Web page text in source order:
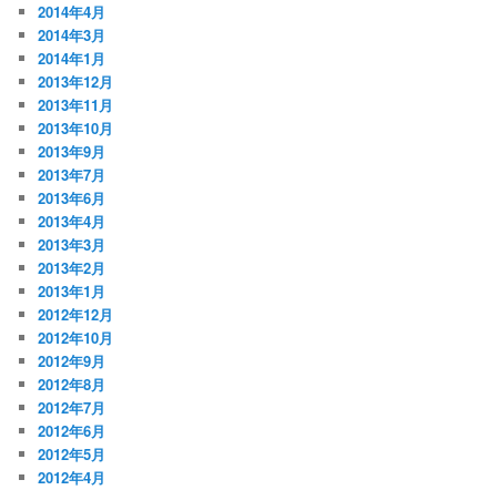
2014年4月
2014年3月
2014年1月
2013年12月
2013年11月
2013年10月
2013年9月
2013年7月
2013年6月
2013年4月
2013年3月
2013年2月
2013年1月
2012年12月
2012年10月
2012年9月
2012年8月
2012年7月
2012年6月
2012年5月
2012年4月